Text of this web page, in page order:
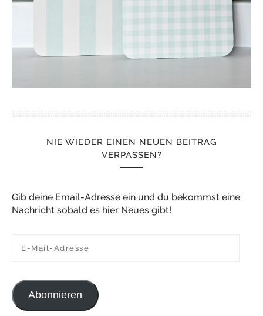
NIE WIEDER EINEN NEUEN BEITRAG
VERPASSEN?
Gib deine Email-Adresse ein und du bekommst eine
Nachricht sobald es hier Neues gibt!
Abonnieren